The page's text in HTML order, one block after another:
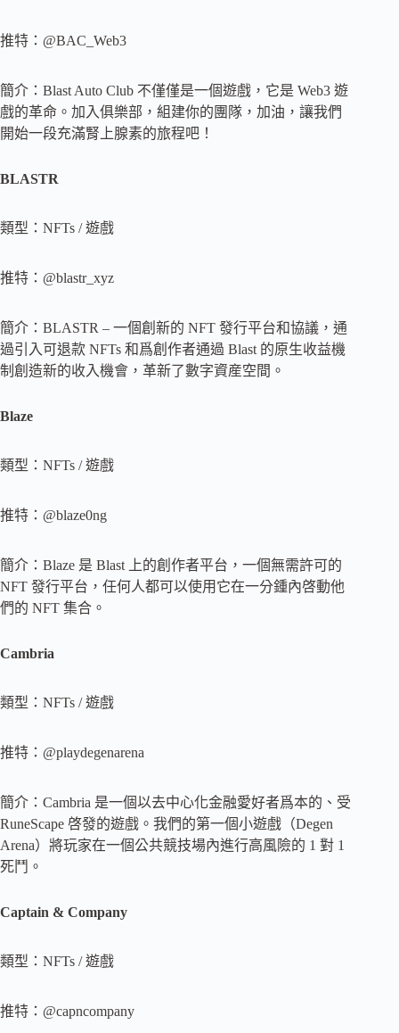
推特：@BAC_Web3
簡介：Blast Auto Club 不僅僅是一個遊戲，它是 Web3 遊
戲的革命。加入俱樂部，組建你的團隊，加油，讓我們
開始一段充滿腎上腺素的旅程吧！
BLASTR
類型：NFTs / 遊戲
推特：@blastr_xyz
簡介：BLASTR – 一個創新的 NFT 發行平台和協議，通
過引入可退款 NFTs 和爲創作者通過 Blast 的原生收益機
制創造新的收入機會，革新了數字資産空間。
Blaze
類型：NFTs / 遊戲
推特：@blaze0ng
簡介：Blaze 是 Blast 上的創作者平台，一個無需許可的
NFT 發行平台，任何人都可以使用它在一分鍾內啓動他
們的 NFT 集合。
Cambria
類型：NFTs / 遊戲
推特：@playdegenarena
簡介：Cambria 是一個以去中心化金融愛好者爲本的、受
RuneScape 啓發的遊戲。我們的第一個小遊戲（Degen
Arena）將玩家在一個公共競技場內進行高風險的 1 對 1
死鬥。
Captain & Company
類型：NFTs / 遊戲
推特：@capncompany